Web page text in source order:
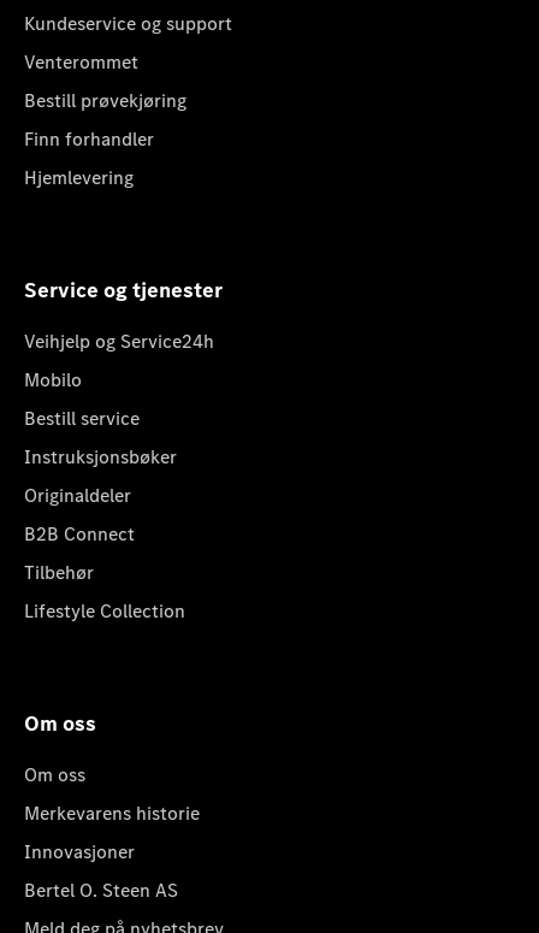
Kundeservice og support
Venterommet
Bestill prøvekjøring
Finn forhandler
Hjemlevering
Service og tjenester
Veihjelp og Service24h
Mobilo
Bestill service
Instruksjonsbøker
Originaldeler
B2B Connect
Tilbehør
Lifestyle Collection
Om oss
Om oss
Merkevarens historie
Innovasjoner
Bertel O. Steen AS